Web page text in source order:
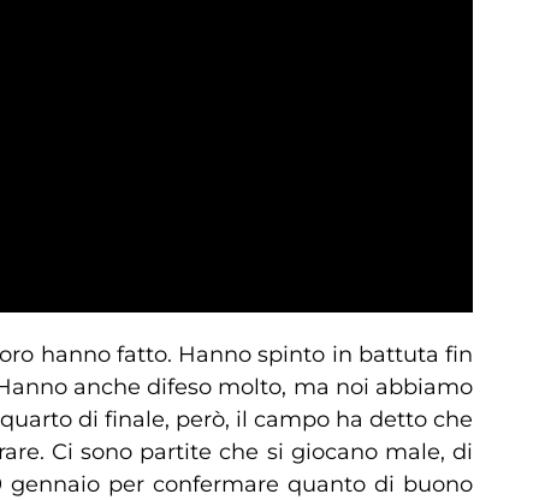
hanno fatto. Hanno spinto in battuta fin
anche difeso molto, ma noi abbiamo
di finale, però, il campo ha detto che
Ci sono partite che si giocano male, di
per confermare quanto di buono